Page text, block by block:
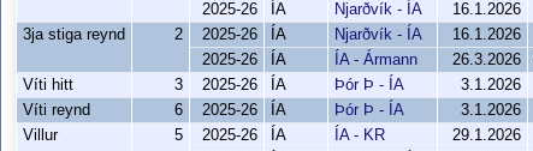
2025-26
ÍA Njarðvík - ÍA 16.1.2026
3ja stiga reynd
2 2025-26 ÍA Njarðvík - ÍA 16.1.2026
2025-26
ÍA ÍA - Ármann 26.3.2026
Víti hitt
3 2025-26 ÍA Þór Þ - ÍA 3.1.2026
Víti reynd
6 2025-26 ÍA Þór Þ - ÍA 3.1.2026
Villur
5 2025-26 ÍA ÍA - KR 29.1.2026